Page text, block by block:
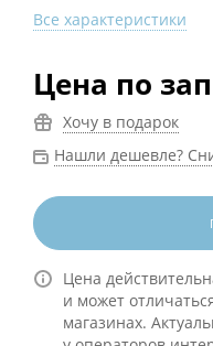
Все характеристики
Цена по
Хочу в подарок
Нашли дешевле?
Цена
и может
магазинах.